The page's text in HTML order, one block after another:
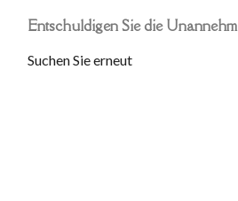
Entschuldigen Sie die
Suchen Sie erneut